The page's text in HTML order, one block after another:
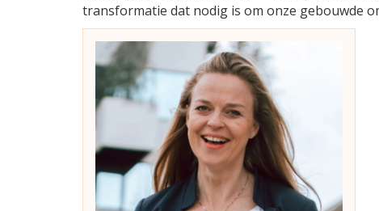
transformatie dat nodig is om onze gebouwde